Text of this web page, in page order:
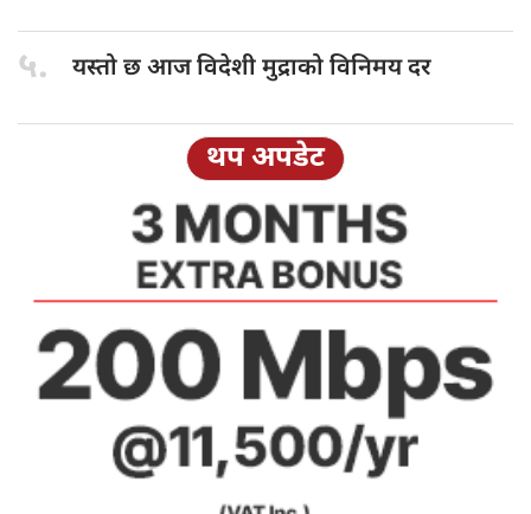
५. यस्तो छआज विदेशी मुद्राको विनिमय दर
थप अपडेट